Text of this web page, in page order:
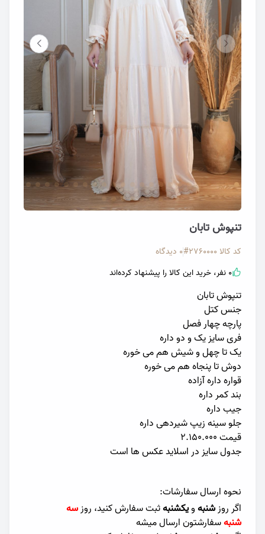
تنپوش تابان
کد کالا 2760000# 0 دیدگاه
0 نفر، خرید این کالا را پیشنهاد کرده‌اند
تنپوش تابان
جنس کتل
پارچه چهار فصل
فری سایز یک و دو داره
یک تا چهل و شیش هم می خوره
دوش تا پنجاه هم می خوره
قواره داره آزاده
بند کمر داره
جیب داره
جلو سینه زیپ شیردهی داره
قیمت ۲.۱۵۰.۰۰۰
جدول سایز در اسلاید عکس ها است
نحوه ارسال سفارشات:
اگر روزشنبهویکشنبهثبت سفارش کنید، روزسه
شنبهسفارشتون ارسال میشه